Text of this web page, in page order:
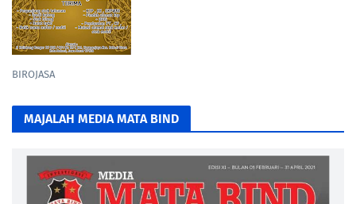
BIROJASA
MAJALAH MEDIA MATA BIND